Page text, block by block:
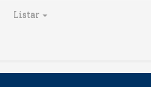
Listar